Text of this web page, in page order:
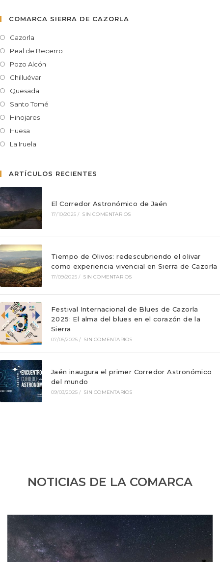
COMARCA SIERRA DE CAZORLA
Cazorla
Peal de Becerro
Pozo Alcón
Chilluévar
Quesada
Santo Tomé
Hinojares
Huesa
La Iruela
ARTÍCULOS RECIENTES
El Corredor Astronómico de Jaén
17/10/2025 / SIN COMENTARIOS
Tiempo de Olivos: redescubriendo el olivar
como experiencia vivencial en Sierra de Cazorla
17/09/2025 / SIN COMENTARIOS
Festival Internacional de Blues de Cazorla
2025: El alma del blues en el corazón de la
Sierra
07/05/2025 / SIN COMENTARIOS
Jaén inaugura el primer Corredor Astronómico
del mundo
09/03/2025 / SIN COMENTARIOS
NOTICIAS DE LA COMARCA